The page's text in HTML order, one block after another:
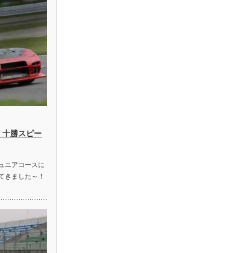
十勝スピー
ニアコースに
きました～！